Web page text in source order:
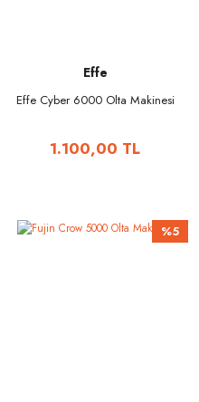
Effe
Effe Cyber 6000 Olta Makinesi
1.100,00 TL
%5